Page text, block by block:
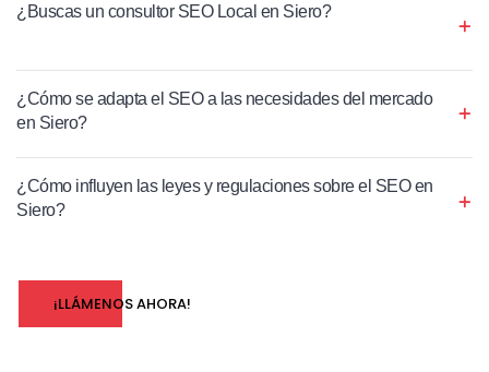
¿Buscas un consultor SEO Local en Siero?
¿Cómo se adapta el SEO a las necesidades del mercado
en Siero?
¿Cómo influyen las leyes y regulaciones sobre el SEO en
Siero?
¡LLÁMENOS AHORA!